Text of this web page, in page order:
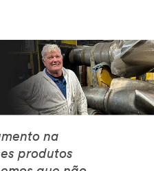
na
produtos